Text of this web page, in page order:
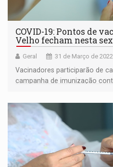
COVID-19: Pontos de
Velho fecham nesta
Geral 31 de Março de
Vacinadores participarão de
campanha de imunização